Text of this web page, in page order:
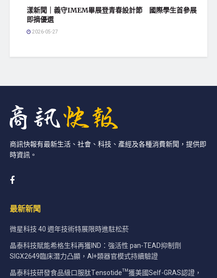
漾新聞｜義守IMEM畢展登青春設計節 國際學生首參展
即摘優選
2026-05-27
商訊快報有最新生活、社會、科技、產經及各種消費新聞，提供即
時資訊。
最新新聞
微星科技 40 週年技術特展限時進駐松菸
晶泰科技賦能希格生科再獲IND：強活性 pan-TEAD抑制劑
SIGX2649臨床潛力凸顯，AI+類器官模式持續驗證
晶泰科技研發食品級口服肽Tensotide™獲美國Self-GRAS認證，